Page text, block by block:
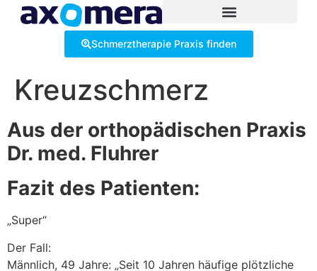
springen
Schmerztherapie Praxis finden
Kreuzschmerz
Aus der orthopädischen Praxis
Dr. med. Fluhrer
Fazit des Patienten:
„Super“
Der Fall:
Männlich, 49 Jahre: „Seit 10 Jahren häufige plötzliche